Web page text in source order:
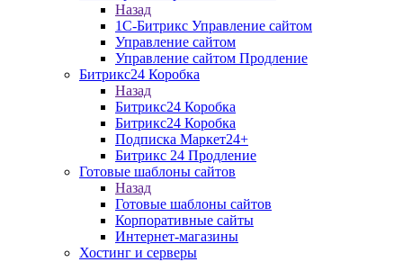
Назад
1С-Битрикс Управление сайтом
Управление cайтом
Управление сайтом Продление
Битрикс24 Коробка
Назад
Битрикс24 Коробка
Битрикс24 Коробка
Подписка Маркет24+
Битрикс 24 Продление
Готовые шаблоны сайтов
Назад
Готовые шаблоны сайтов
Корпоративные сайты
Интернет-магазины
Хостинг и серверы